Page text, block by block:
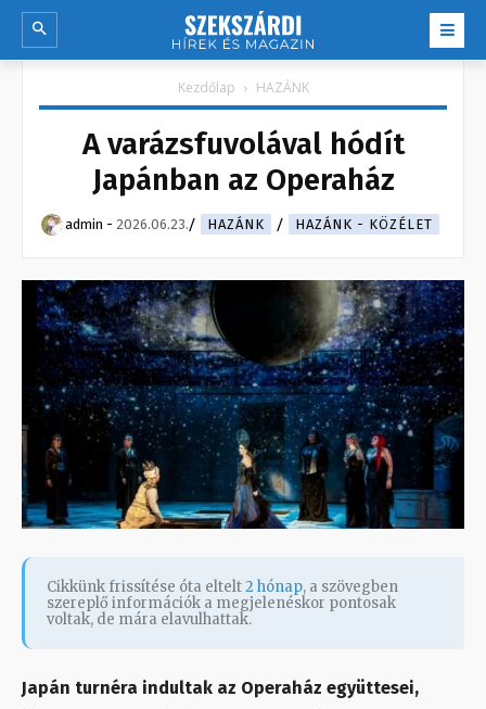
Kezdőlap HAZÁNK
A varázsfuvolával hódít
Japánban az Operaház
admin - 2026.06.23. HAZÁNK HAZÁNK - KÖZÉLET
Cikkünk frissítése óta eltelt2 hónap, a szövegben
szereplő információk a megjelenéskor pontosak
voltak, de mára elavulhattak.
Japán turnéra indultak az Operaház együttesei,